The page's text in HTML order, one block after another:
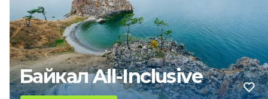
Байкал All-Inclusive